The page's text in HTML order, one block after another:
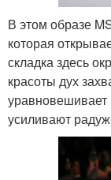
В этом образе
которая
складка здесь
красоты дух
уравновешивает
усиливают